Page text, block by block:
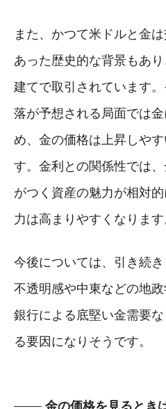
また、かつて米ドルと金
あった歴史的な背景もあ
建てで取引されています
落が予想される局面では
め、金の価格は上昇しや
す。金利との関係性では
がつく資産の魅力が相対
力は高まりやすくなります
今後については、引き続
不透明感や中東などの地
銀行による底堅い金需要
る要因になりそうです。
金の価格を見るとき